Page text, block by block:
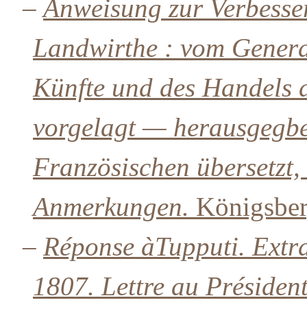
–Anweisung zur
Landwirthe : vom
Künfte und des Handels
vorgelagt —
Französischen
Anmerkungen.
– Réponse àTupputi.
1807. Lettre au